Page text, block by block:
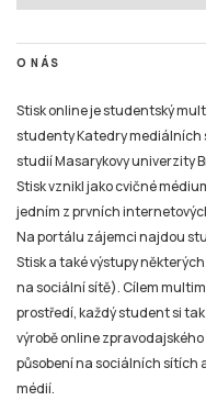
O NÁS
Stisk online je studentský
studenty Katedry mediálních
studií Masarykovy univerzity
Stisk vznikl jako cvičné
jedním z prvních
Na portálu zájemci najdou
Stisk a také výstupy
na sociální sítě). Cílem
prostředí, každý student si
výrobě online
působení na sociálních sítích
médií.